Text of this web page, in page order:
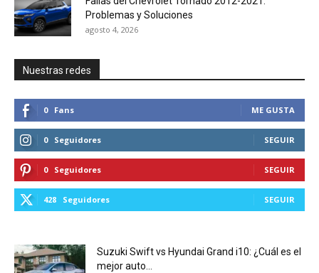
Problemas y Soluciones
agosto 4, 2026
Nuestras redes
0 Fans ME GUSTA
0 Seguidores SEGUIR
0 Seguidores SEGUIR
428 Seguidores SEGUIR
Suzuki Swift vs Hyundai Grand i10: ¿Cuál es el
mejor auto...